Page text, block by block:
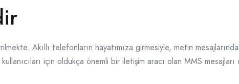
Akıllı telefonların hayatımıza girmesiyle, metin
için oldukça önemli bir iletişim aracı olan MMS